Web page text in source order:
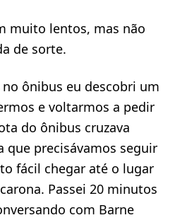
muito lentos, mas não
de sorte.
ônibus eu descobri um
e voltarmos a pedir
do ônibus cruzava
que precisávamos seguir
fácil chegar até o lugar
Passei 20 minutos
com Barne